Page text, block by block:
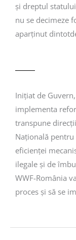
și dreptul
nu se decimeze
aparținut
Inițiat de
implementa
transpune
Națională
eficienței
ilegale și de
WWF-România
proces și să se